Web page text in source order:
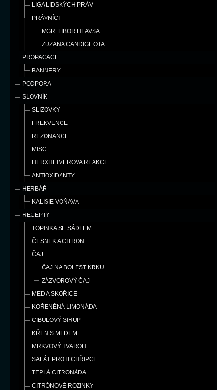
LIGA LIDSKÝCH PRÁV
PRÁVNÍCI
MGR. LIBOR HLAVSA
ZUZANA CANDIGLIOTA
PROPAGACE
BANNERY
PODPORA
SLOVNÍK
SLIZOVKY
FREKVENCE
REZONANCE
MISO
HERXHEIMEROVA REAKCE
ANTIOXIDANTY
HERBÁŘ
KALISIE VOŇAVÁ
RECEPTY
TOPINKA SE SÁDLEM
ČESNEK A CITRON
ČAJ
ČAJ NA BOLEST KRKU
ZÁZVOROVÝ ČAJ
MED A SKOŘICE
KOŘENĚNÁ LIMONÁDA
CIBULOVÝ SIRUP
KŘEN S MEDEM
MRKVOVÝ TVAROH
SALÁT PROTI CHŘIPCE
TEPLÁ CITRONÁDA
CITRÓNOVÉ ROZINKY